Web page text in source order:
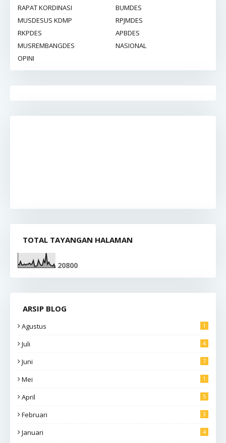
RAPAT KORDINASI
BUMDES
MUSDESUS KDMP
RPJMDES
RKPDES
APBDES
MUSREMBANGDES
NASIONAL
OPINI
TOTAL TAYANGAN HALAMAN
20800
ARSIP BLOG
Agustus 1
Juli 4
Juni 7
Mei 1
April 5
Februari 3
Januari 4